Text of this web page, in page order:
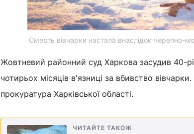
Смерть вівчарки настала внаслідок черепно-
Жовтневий районний суд Харкова засудив 40-
чотирьох місяців в'язниці за вбивство
прокуратура Харківської області.
ЧИТАЙТЕ ТАКОЖ